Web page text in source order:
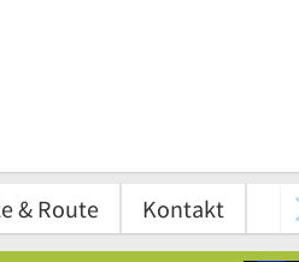
& Route Kontakt